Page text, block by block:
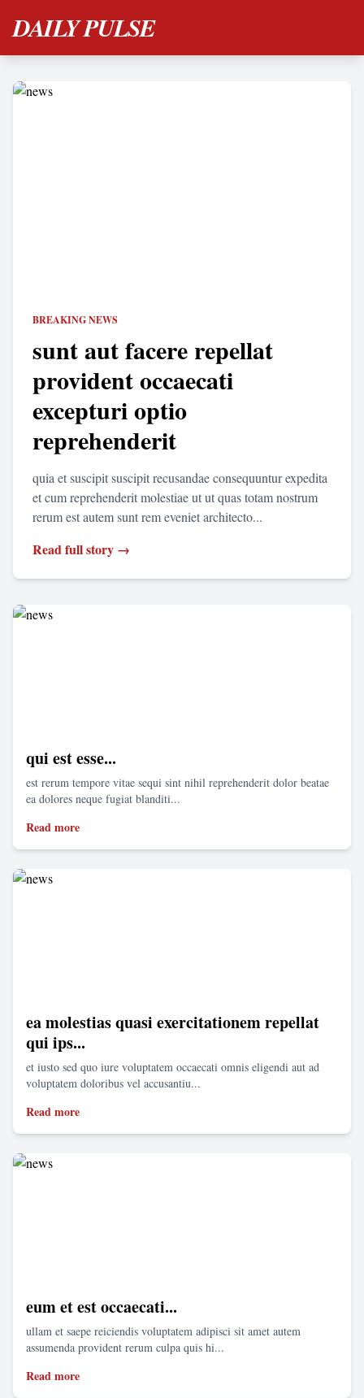
DAILY PULSE
BREAKING NEWS
sunt aut facere repellat
provident occaecati
excepturi optio
reprehenderit
quia et suscipit suscipit recusandae consequuntur expedita
et cum reprehenderit molestiae ut ut quas totam nostrum
rerum est autem sunt rem eveniet architecto...
Read full story →
qui est esse...
est rerum tempore vitae sequi sint nihil reprehenderit dolor beatae
ea dolores neque fugiat blanditi...
Read more
ea molestias quasi exercitationem repellat
qui ips...
et iusto sed quo iure voluptatem occaecati omnis eligendi aut ad
voluptatem doloribus vel accusantiu...
Read more
eum et est occaecati...
ullam et saepe reiciendis voluptatem adipisci sit amet autem
assumenda provident rerum culpa quis hi...
Read more